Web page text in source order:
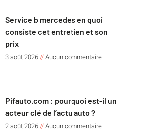
Service b mercedes en quoi
consiste cet entretien et son
prix
3 août 2026
Aucun commentaire
Pifauto.com : pourquoi est-il un
acteur clé de l’actu auto ?
2 août 2026
Aucun commentaire